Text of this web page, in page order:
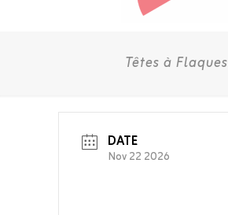
Têtes à Flaques
DATE
Nov 22 2026